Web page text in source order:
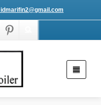
idmarifin2@gmail.com